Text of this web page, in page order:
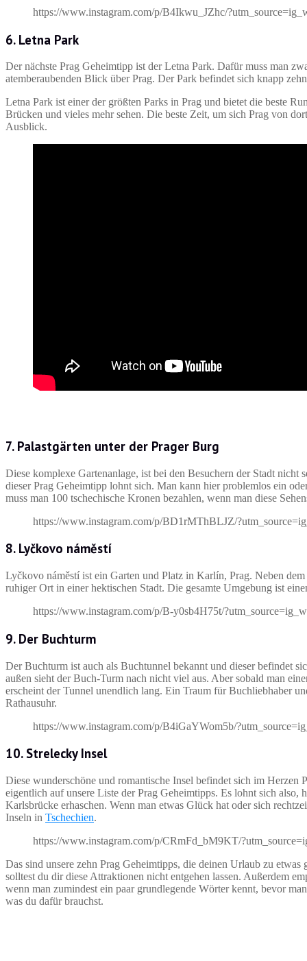
https://www.instagram.com/p/B4Ikwu_JZhc/
6. Letna Park
Der nächste Prag Geheimtipp ist der Letna Park. Dafür muss man
atemberaubenden Blick über Prag. Der Park befindet sich knapp
Letna Park ist einer der größten Parks in Prag und bietet die beste
Brücken und vieles mehr sehen. Die beste Zeit, um sich Prag von
Ausblick.
7. Palastgärten unter der Prager Burg
Diese komplexe Gartenanlage, ist bei den Besuchern der Stadt
dieser Prag Geheimtipp lohnt sich. Man kann hier problemlos ein
muss man 100 tschechische Kronen bezahlen, wenn man diese
https://www.instagram.com/p/BD1rMThBLJZ/
8. Lyčkovo náměstí
Lyčkovo náměstí ist ein Garten und Platz in Karlín, Prag. Neben
ruhiger Ort in einer hektischen Stadt. Die gesamte Umgebung ist
https://www.instagram.com/p/B-y0sb4H75t/
9. Der Buchturm
Der Buchturm ist auch als Buchtunnel bekannt und dieser befindet
außen sieht der Buch-Turm nach nicht viel aus. Aber sobald man
erscheint der Tunnel unendlich lang. Ein Traum für Buchliebhaber
Rathausuhr.
https://www.instagram.com/p/B4iGaYWom5b/
10. Strelecky Insel
Diese wunderschöne und romantische Insel befindet sich im
eigentlich auf unsere Liste der Prag Geheimtipps. Es lohnt sich also,
Karlsbrücke erhaschen. Wenn man etwas Glück hat oder sich
Inseln in Tschechien.
https://www.instagram.com/p/CRmFd_bM9KT/
Das sind unsere zehn Prag Geheimtipps, die deinen Urlaub zu
solltest du dir diese Attraktionen nicht entgehen lassen. Außerdem
wenn man zumindest ein paar grundlegende Wörter kennt, bevor
was du dafür brauchst.